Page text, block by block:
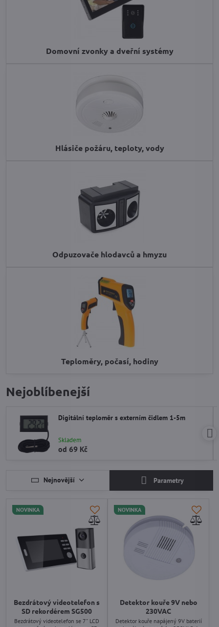
Domovní zvonky a dveřní systémy
Hlásiče požáru, teploty, vody
Odpuzovače hlodavců a hmyzu
Teploměry, počasí, hodiny
Nejoblíbenejší
Digitální teploměr s externím čidlem 1-5m
Skladem
od 69 Kč
Nejnovější Parametry
NOVINKA
Bezdrátový videotelefon s
SD rekordérem SG500
Bezdrátový videotelefon se 7" LCD
NOVINKA
Detektor kouře 9V nebo
230VAC
Detektor kouře napájený 9V baterií